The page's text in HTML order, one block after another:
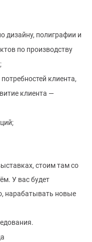
дизайну, полиграфии и
по производству
клиента,
клиента —
стоим там со
У вас будет
нарабатывать новые